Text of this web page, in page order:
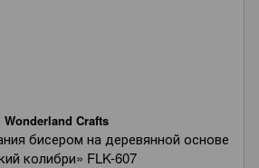
Wonderland Crafts
бисером на деревянной основе
колибри» FLK-607